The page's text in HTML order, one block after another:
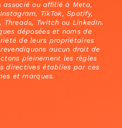
associé ou affilié à Meta,
TikTok, Spotify,
Threads, Twitch ou LinkedIn.
déposées et noms de
de leurs propriétaires
aucun droit de
pleinement les règles
directives établies par ces
et marques.